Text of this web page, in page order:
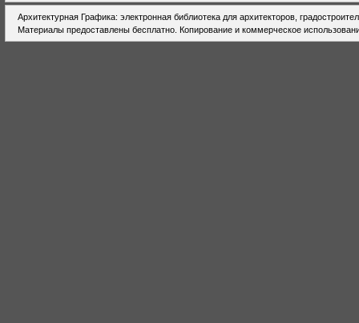
Архитектурная Графика: электронная библиотека для архитекторов,
Материалы предоставлены бесплатно. Копирование и коммерческое